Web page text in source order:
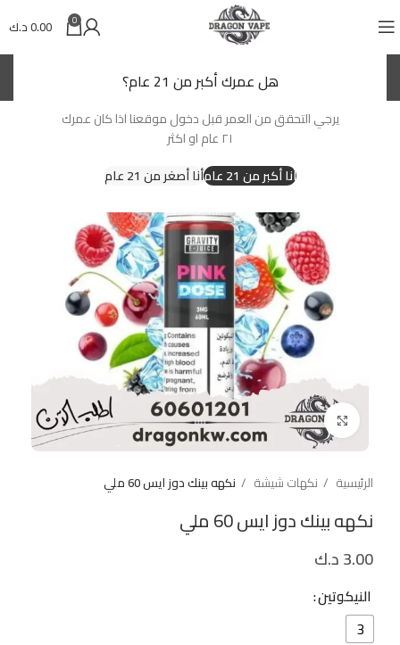
هل عمرك أكبر من 21 عام؟
يرجي التحقق من العمر قبل دخول موقعنا اذا كان عمرك
٢١ عام او اكثر
أنا أكبر من 21 عام
أنا أصغر من 21 عام
0
0.00د.ك
Click to enlarge
الرئيسية نكهات شيشة نكهه بينك دوز ايس 60 ملي
نكهه بينك دوز ايس 60 ملي
3.00د.ك
النيكوتين
3